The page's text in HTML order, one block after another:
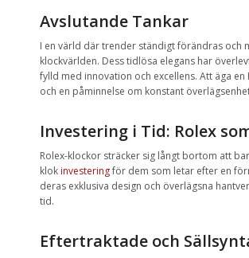
Avslutande Tankar
I en värld där trender ständigt förändras och
klockvärlden. Dess tidlösa elegans har
fylld med innovation och excellens. Att äga
och en påminnelse om konstant
Investering i Tid: Rolex
Rolex-klockor sträcker sig långt bortom att
klok investeringför dem som letar efter en
deras exklusiva design och överlägsna
tid.
Eftertraktade och